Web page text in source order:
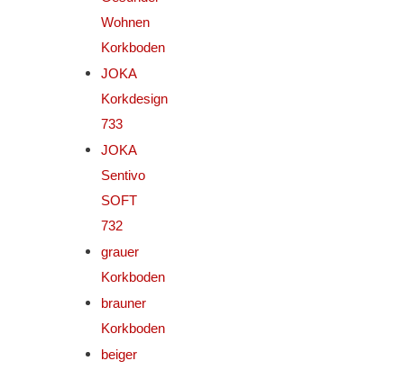
Wohnen
Korkboden
JOKA
Korkdesign
733
JOKA
Sentivo
SOFT
732
grauer
Korkboden
brauner
Korkboden
beiger